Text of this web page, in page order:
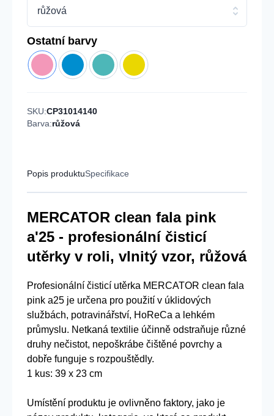
růžová
Ostatní barvy
SKU:CP31014140
Barva:růžová
Popis produktuSpecifikace
MERCATOR clean fala pink
a'25 - profesionální čisticí
utěrky v roli, vlnitý vzor, růžová
Profesionální čisticí utěrka MERCATOR clean fala
pink a25 je určena pro použití v úklidových
službách, potravinářství, HoReCa a lehkém
průmyslu. Netkaná textilie účinně odstraňuje různé
druhy nečistot, nepoškrábe čištěné povrchy a
dobře funguje s rozpouštědly.
1 kus: 39 x 23 cm
Umístění produktu je ovlivněno faktory, jako je